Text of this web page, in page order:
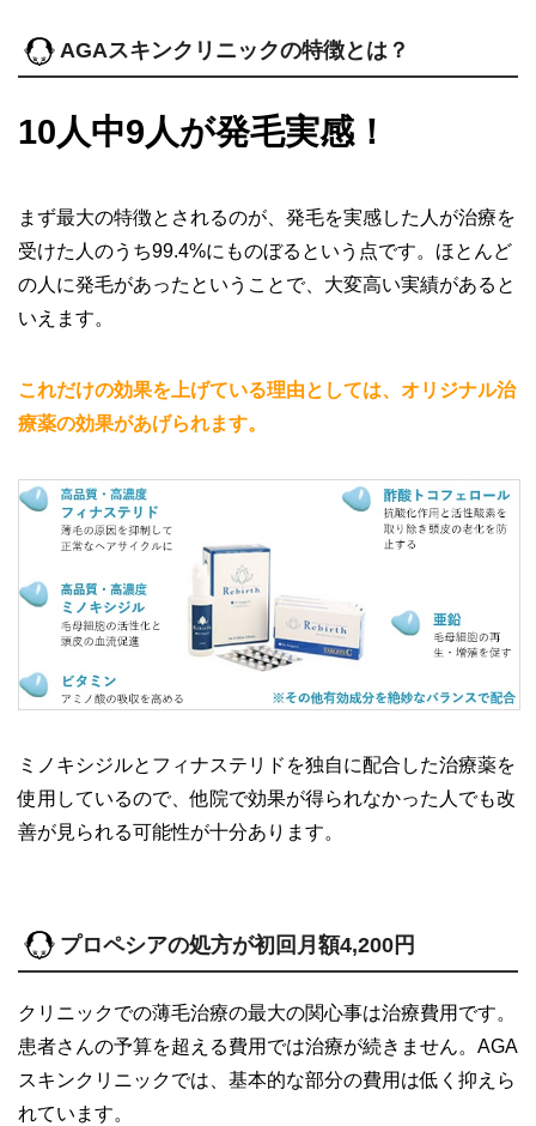
AGAスキンクリニックの特徴とは？
10人中9人が発毛実感！
まず最大の特徴とされるのが、発毛を実感した人が治療を
受けた人のうち99.4%にものぼるという点です。ほとんど
の人に発毛があったということで、大変高い実績があると
いえます。
これだけの効果を上げている理由としては、オリジナル治
療薬の効果があげられます。
ミノキシジルとフィナステリドを独自に配合した治療薬を
使用しているので、他院で効果が得られなかった人でも改
善が見られる可能性が十分あります。
プロペシアの処方が初回月額4,200円
クリニックでの薄毛治療の最大の関心事は治療費用です。
患者さんの予算を超える費用では治療が続きません。AGA
スキンクリニックでは、基本的な部分の費用は低く抑えら
れています。